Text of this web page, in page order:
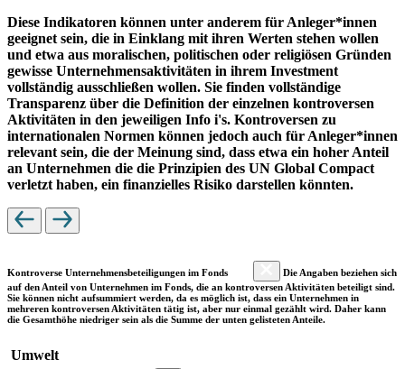
Diese Indikatoren können unter anderem für Anleger*innen
geeignet sein, die in Einklang mit ihren Werten stehen wollen
und etwa aus moralischen, politischen oder religiösen Gründen
gewisse Unternehmensaktivitäten in ihrem Investment
vollständig ausschließen wollen. Sie finden vollständige
Transparenz über die Definition der einzelnen kontroversen
Aktivitäten in den jeweiligen Info i's. Kontroversen zu
internationalen Normen können jedoch auch für Anleger*innen
relevant sein, die der Meinung sind, dass etwa ein hoher Anteil
an Unternehmen die die Prinzipien des UN Global Compact
verletzt haben, ein finanzielles Risiko darstellen könnten.
Kontroverse Unternehmensbeteiligungen im Fonds
Die Angaben beziehen sich
auf den Anteil von Unternehmen im Fonds, die an kontroversen Aktivitäten beteiligt sind.
Sie können nicht aufsummiert werden, da es möglich ist, dass ein Unternehmen in
mehreren kontroversen Aktivitäten tätig ist, aber nur einmal gezählt wird. Daher kann
die Gesamthöhe niedriger sein als die Summe der unten gelisteten Anteile.
Umwelt